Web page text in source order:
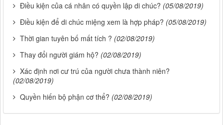
Điều kiện của cá nhân có quyền lập di chúc? (05/08/2019)
Điều kiện để di chúc miệng xem là hợp pháp? (05/08/2019)
Thời gian tuyên bố mất tích ? (02/08/2019)
Thay đổi người giám hộ? (02/08/2019)
Xác định nơi cư trú của người chưa thành niên?
(02/08/2019)
Quyền hiến bộ phận cơ thể? (02/08/2019)